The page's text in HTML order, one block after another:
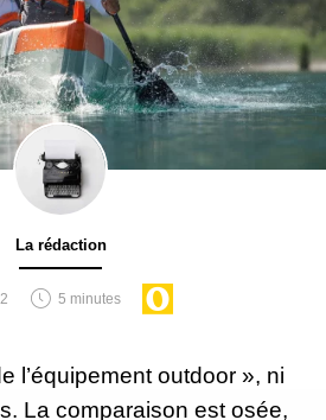
La rédaction
5 minutes
l’équipement outdoor », ni
La comparaison est osée,